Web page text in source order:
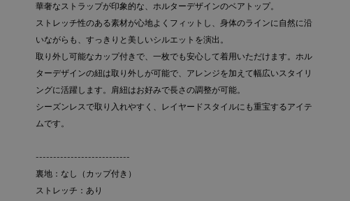
華奢なストラップが印象的な、ホルターデザインのベアトップ。
ストレッチ性のある素材が心地よくフィットし、身体のラインに自然に沿
いながらも、すっきりと美しいシルエットを演出。
取り外し可能なカップ付きで、一枚でも安心して着用いただけます。ホル
ターデザインの紐は取り外しが可能で、アレンジを加えて幅広いスタイリ
ングに活躍します。肩紐はお好みで長さの調整が可能。
シーズンレスで取り入れやすく、レイヤードスタイルにも重宝するアイテ
ムです。
---------------------------
裏地：なし（カップ付き）
ストレッチ：あり